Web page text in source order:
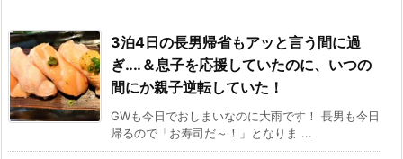
3泊4日の長男帰省もアッと言う間に過
ぎ‥‥＆息子を応援していたのに、いつの
間にか親子逆転していた！
GWも今日でおしまいなのに大雨です！ 長男も今日
帰るので「お寿司だ～！」となりま ...